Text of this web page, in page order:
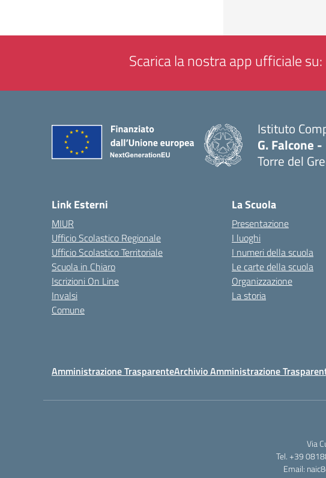
Scarica la nostra app ufficiale su:
Istituto
G. Falcone
Torre del
Link Esterni
MIUR
Ufficio Scolastico Regionale
Ufficio Scolastico Territoriale
Scuola in Chiaro
Iscrizioni On Line
Invalsi
Comune
La Scuola
Presentazione
I luoghi
I numeri della scuola
Le carte della scuola
Organizzazione
La storia
Amministrazione TrasparenteArchivio Amministrazione
Via
Tel. +39
Email: